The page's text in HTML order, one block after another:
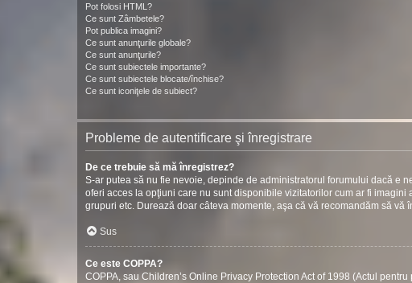
Pot folosi HTML?
Ce sunt Zâmbetele?
Pot publica imagini?
Ce sunt anunţurile globale?
Ce sunt anunţurile?
Ce sunt subiectele importante?
Ce sunt subiectele blocate/închise?
Ce sunt iconiţele de subiect?
Probleme de autentificare şi înregistrare
De ce trebuie să mă înregistrez?
S-ar putea să nu fie nevoie, depinde de administratorul forumului dacă e
oferi acces la opţiuni care nu sunt disponibile vizitatorilor cum ar fi
grupuri etc. Durează doar câteva momente, aşa că vă recomandăm să vă
Sus
Ce este COPPA?
COPPA, sau Children’s Online Privacy Protection Act of 1998 (Actul